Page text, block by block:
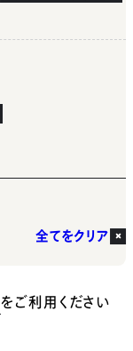
全てをクリア
をご利用ください